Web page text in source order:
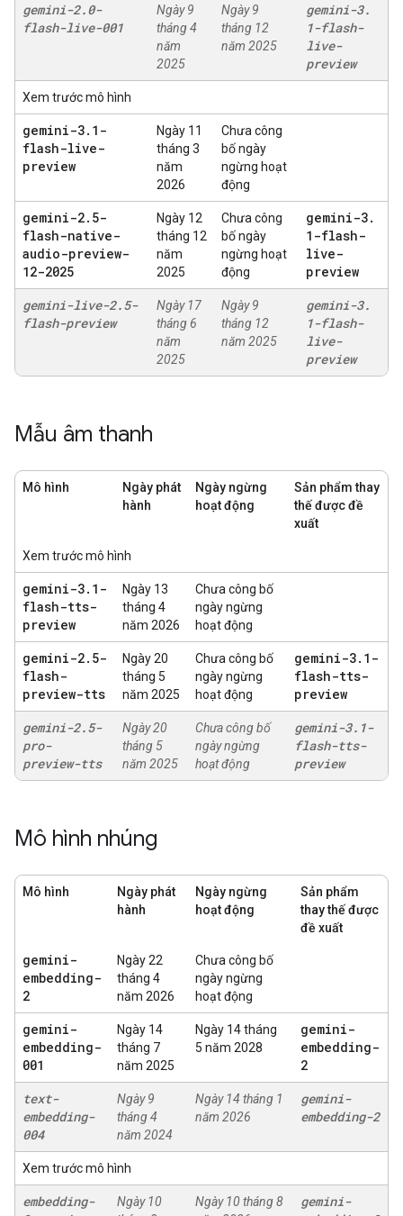
gemini-2.0-
flash-live-001
Ngày 9
tháng 4
năm
2025
Ngày 9
tháng 12
năm 2025
gemini-3.
1-flash-
live-
preview
Xem trước mô hình
gemini-3. 1-
flash-live-
preview
Ngày 11
tháng 3
năm
2026
Chưa công
bố ngày
ngừng hoạt
động
gemini-2. 5-
flash-native-
audio-preview-
12-2025
Ngày 12
tháng 12
năm
2025
Chưa công
bố ngày
ngừng hoạt
động
gemini-3.
1-flash-
live-
preview
gemini-live-2.5-
flash-preview
Ngày 17
tháng 6
năm
2025
Ngày 9
tháng 12
năm 2025
gemini-3.
1-flash-
live-
preview
Mẫu âm thanh
Mô hình
Ngày phát
hành
Ngày ngừng
hoạt động
Sản phẩm thay
thế được đề
xuất
Xem trước mô hình
gemini-3. 1-
flash-tts-
preview
Ngày 13
tháng 4
năm 2026
Chưa công bố
ngày ngừng
hoạt động
gemini-2. 5-
flash-
preview-tts
Ngày 20
tháng 5
năm 2025
Chưa công bố
ngày ngừng
hoạt động
gemini-3. 1-
flash-tts-
preview
gemini-2.5-
pro-
preview-tts
Ngày 20
tháng 5
năm 2025
Chưa công bố
ngày ngừng
hoạt động
gemini-3. 1-
flash-tts-
preview
Mô hình nhúng
Mô hình
Ngày phát
hành
Ngày ngừng
hoạt động
Sản phẩm
thay thế được
đề xuất
gemini-
embedding-
2
Ngày 22
tháng 4
năm 2026
Chưa công bố
ngày ngừng
hoạt động
gemini-
embedding-
001
Ngày 14
tháng 7
năm 2025
Ngày 14 tháng
5 năm 2028
gemini-
embedding-
2
text-
embedding-
004
Ngày 9
tháng 4
năm 2024
Ngày 14 tháng 1
năm 2026
gemini-
embedding-2
Xem trước mô hình
embedding-
Ngày 10
Ngày 10 tháng 8
gemini-